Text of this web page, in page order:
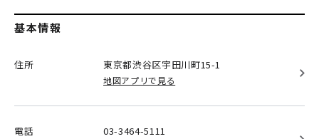
基本情報
住所 東京都渋谷区宇田川町15-1
地図アプリで見る
電話 03-3464-5111